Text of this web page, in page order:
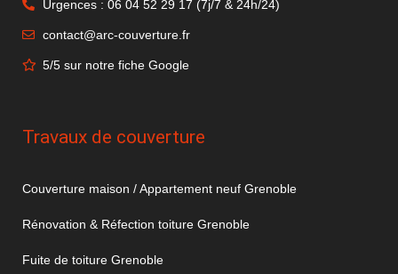
Urgences : 06 04 52 29 17 (7j/7 & 24h/24)
contact@arc-couverture.fr
5/5 sur notre fiche Google
Travaux de couverture
Couverture maison / Appartement neuf Grenoble
Rénovation & Réfection toiture Grenoble
Fuite de toiture Grenoble